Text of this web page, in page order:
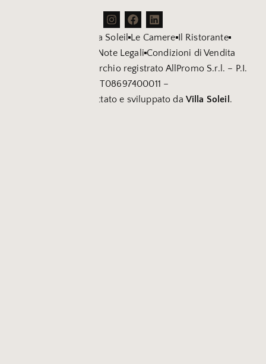
La Storia di Villa Soleil Le Camere Il Ristorante
Note Legali Condizioni di Vendita
Villa Soleil è un marchio registrato AllPromo S.r.l. – P.I.
IT08697400011 –
Sito web progettato e sviluppato da Villa Soleil .